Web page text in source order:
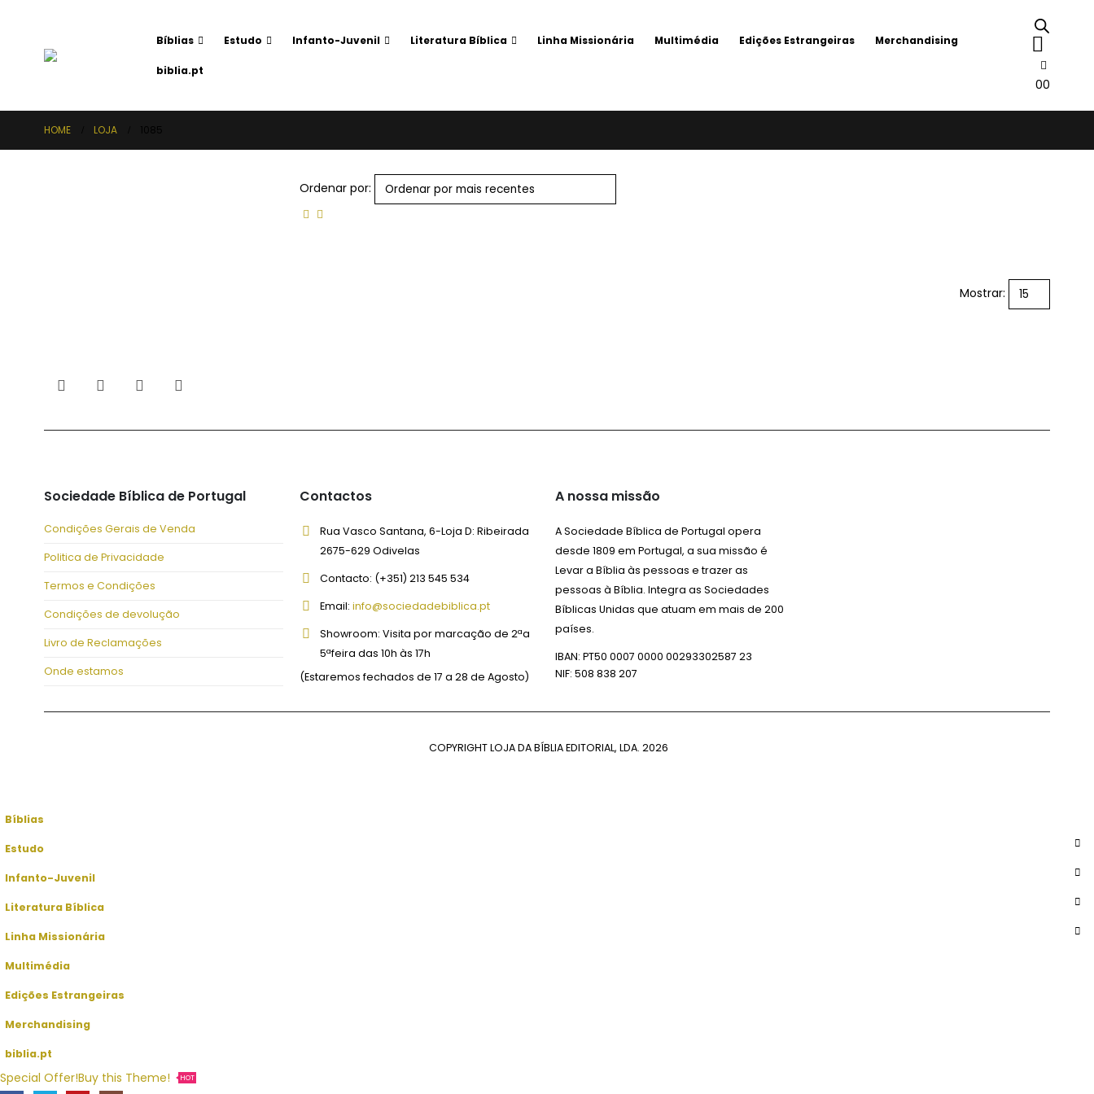
Bíblias Estudo Infanto-Juvenil Literatura Bíblica Linha Missionária Multimédia Edições Estrangeiras Merchandising
biblia.pt
00
HOME LOJA
Ordenar por:
Mostrar:
Sociedade Bíblica de Portugal
Condições Gerais de Venda
Politica de Privacidade
Termos e Condições
Condições de devolução
Livro de Reclamações
Onde estamos
Contactos
Rua Vasco Santana, 6-Loja D: Ribeirada
2675-629 Odivelas
Contacto: (+351) 213 545 534
Email: info@sociedadebiblica.pt
Showroom: Visita por marcação de 2ªa
5ªfeira das 10h às 17h
(Estaremos fechados de 17 a 28 de Agosto)
A nossa missão
A Sociedade Bíblica de Portugal opera
desde 1809 em Portugal, a sua missão é
Levar a Bíblia às pessoas e trazer as
pessoas à Bíblia. Integra as Sociedades
Bíblicas Unidas que atuam em mais de 200
países.
IBAN: PT50 0007 0000 00293302587 23
NIF: 508 838 207
COPYRIGHT LOJA DA BÍBLIA EDITORIAL, LDA. 2026
Bíblias
Estudo
Infanto-Juvenil
Literatura Bíblica
Linha Missionária
Multimédia
Edições Estrangeiras
Merchandising
biblia.pt
Special Offer!Buy this Theme! HOT